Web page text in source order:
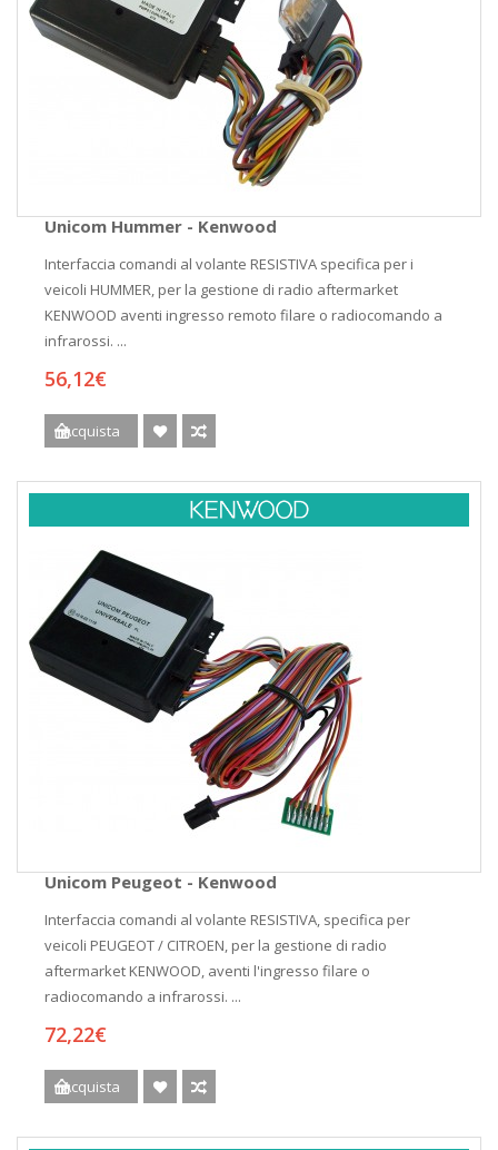
Unicom Hummer - Kenwood
Interfaccia comandi al volante RESISTIVA specifica per i
veicoli HUMMER, per la gestione di radio aftermarket
KENWOOD aventi ingresso remoto filare o radiocomando a
infrarossi. ...
56,12€
Acquista
Unicom Peugeot - Kenwood
Interfaccia comandi al volante RESISTIVA, specifica per
veicoli PEUGEOT / CITROEN, per la gestione di radio
aftermarket KENWOOD, aventi l'ingresso filare o
radiocomando a infrarossi. ...
72,22€
Acquista